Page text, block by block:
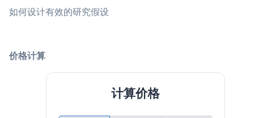
如何设计有效的研究假设
价格计算